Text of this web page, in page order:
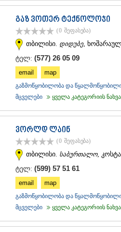
გაზ ვოთერ ტექნოლოჯი
(0 შეფასება)
თბილისი. დიდუბე ,
ტელ: (577) 26 05 09
email map
გაზმოწყობილობა და
მცველები
ყველა კატეგორიის ნახვა
ვორლდ ლაინ
(0 შეფასება)
თბილისი. საბურთალო,
ტელ: (599) 57 51 61
email map
გაზმოწყობილობა და
მცველები
ყველა კატეგორიის ნახვა